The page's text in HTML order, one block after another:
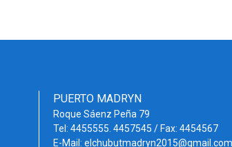
PUERTO MADRYN
Roque Sáenz Peña 79
Tel: 4455555. 4457545 / Fax: 4454567
E-Mail: elchubutmadryn2015@gmail.com